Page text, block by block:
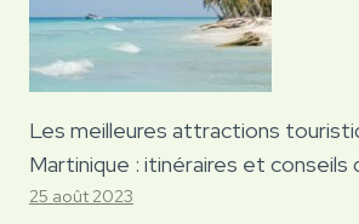
Les meilleures attractions
Martinique : itinéraires et conseils
25 août 2023